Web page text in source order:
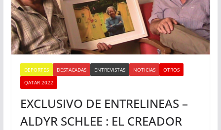
DEPORTES DESTACADAS ENTREVISTAS NOTICIAS
OTROS
QATAR 2022
EXCLUSIVO DE ENTRELINEAS –
ALDYR SCHLEE : EL CREADOR